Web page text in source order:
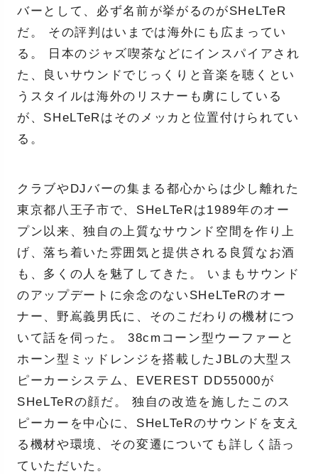
バーとして、必ず名前が挙がるのがSHeLTeR
だ。 その評判はいまでは海外にも広まってい
る。 日本のジャズ喫茶などにインスパイアされ
た、良いサウンドでじっくりと音楽を聴くとい
うスタイルは海外のリスナーも虜にしている
が、SHeLTeRはそのメッカと位置付けられてい
る。
クラブやDJバーの集まる都心からは少し離れた
東京都八王子市で、SHeLTeRは1989年のオー
プン以来、独自の上質なサウンド空間を作り上
げ、落ち着いた雰囲気と提供される良質なお酒
も、多くの人を魅了してきた。 いまもサウンド
のアップデートに余念のないSHeLTeRのオー
ナー、野嶌義男氏に、そのこだわりの機材につ
いて話を伺った。 38cmコーン型ウーファーと
ホーン型ミッドレンジを搭載したJBLの大型ス
ピーカーシステム、EVEREST DD55000が
SHeLTeRの顔だ。 独自の改造を施したこのス
ピーカーを中心に、SHeLTeRのサウンドを支え
る機材や環境、その変遷についても詳しく語っ
ていただいた。